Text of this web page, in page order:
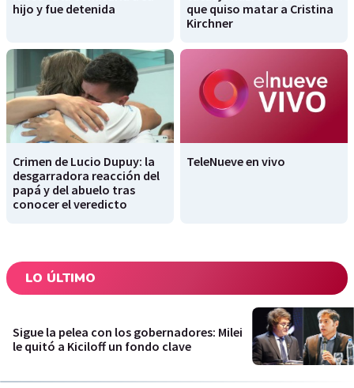
hijo y fue detenida
que quiso matar a Cristina
Kirchner
Crimen de Lucio Dupuy: la
desgarradora reacción del
papá y del abuelo tras
conocer el veredicto
TeleNueve en vivo
LO ÚLTIMO
Sigue la pelea con los gobernadores: Milei
le quitó a Kiciloff un fondo clave